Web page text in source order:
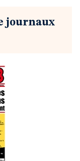
journaux